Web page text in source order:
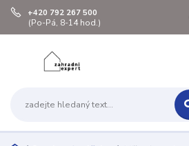
+420 792 267 500
(Po-Pá, 8-14 hod.)